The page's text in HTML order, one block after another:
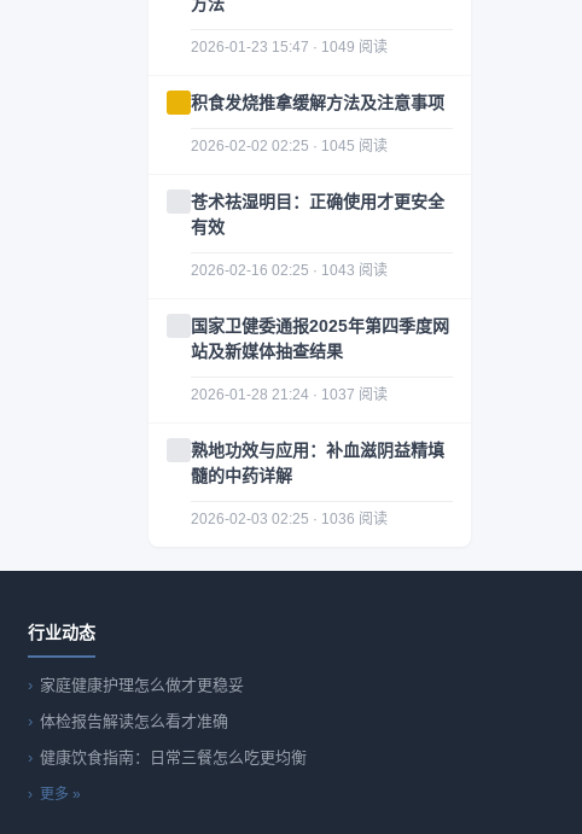
2026-01-23 15:47 · 1049 阅读
积食发烧推拿缓解方法及注意事项
2026-02-02 02:25 · 1045 阅读
苍术祛湿明目：正确使用才更安全
有效
2026-02-16 02:25 · 1043 阅读
国家卫健委通报2025年第四季度网
站及新媒体抽查结果
2026-01-28 21:24 · 1037 阅读
熟地功效与应用：补血滋阴益精填
髓的中药详解
2026-02-03 02:25 · 1036 阅读
行业动态
家庭健康护理怎么做才更稳妥
体检报告解读怎么看才准确
健康饮食指南：日常三餐怎么吃更均衡
更多 »